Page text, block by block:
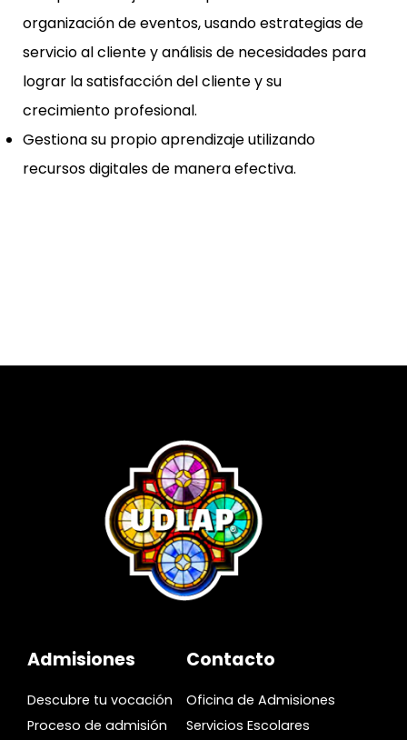
organización de eventos, usando estrategias de
servicio al cliente y análisis de necesidades para
lograr la satisfacción del cliente y su
crecimiento profesional.
Gestiona su propio aprendizaje utilizando
recursos digitales de manera efectiva.
Admisiones
Descubre tu vocación
Proceso de admisión
Contacto
Oficina de Admisiones
Servicios Escolares